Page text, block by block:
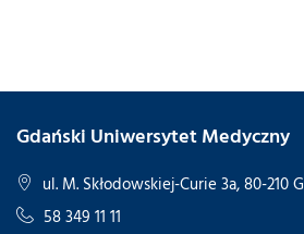
Gdański Uniwersytet Medyczny
ul. M. Skłodowskiej-Curie 3a, 80-210
58 349 11 11